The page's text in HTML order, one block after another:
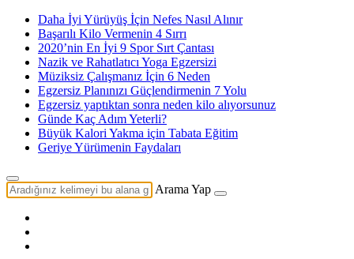
Daha İyi Yürüyüş İçin Nefes Nasıl Alınır
Başarılı Kilo Vermenin 4 Sırrı
2020’nin En İyi 9 Spor Sırt Çantası
Nazik ve Rahatlatıcı Yoga Egzersizi
Müziksiz Çalışmanız İçin 6 Neden
Egzersiz Planınızı Güçlendirmenin 7 Yolu
Egzersiz yaptıktan sonra neden kilo alıyorsunuz
Günde Kaç Adım Yeterli?
Büyük Kalori Yakma için Tabata Eğitim
Geriye Yürümenin Faydaları
Arama Yap